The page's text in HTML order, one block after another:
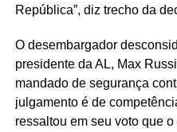
República”, diz trecho da
O desembargador
presidente da AL, Max
mandado de segurança
julgamento é de
ressaltou em seu voto que